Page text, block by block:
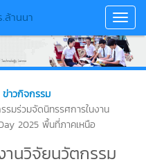
ล้านนา
ข่าวกิจกรรม
รมร่วมจัดนิทรรศการในงาน
2025 พื้นที่ภาคเหนือ
นวิจัยนวัตกรรม